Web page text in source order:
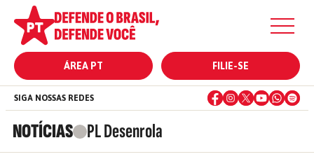
ÁREA PT FILIE-SE
NOTÍCIAS PL Desenrola
SIGA NOSSAS REDES